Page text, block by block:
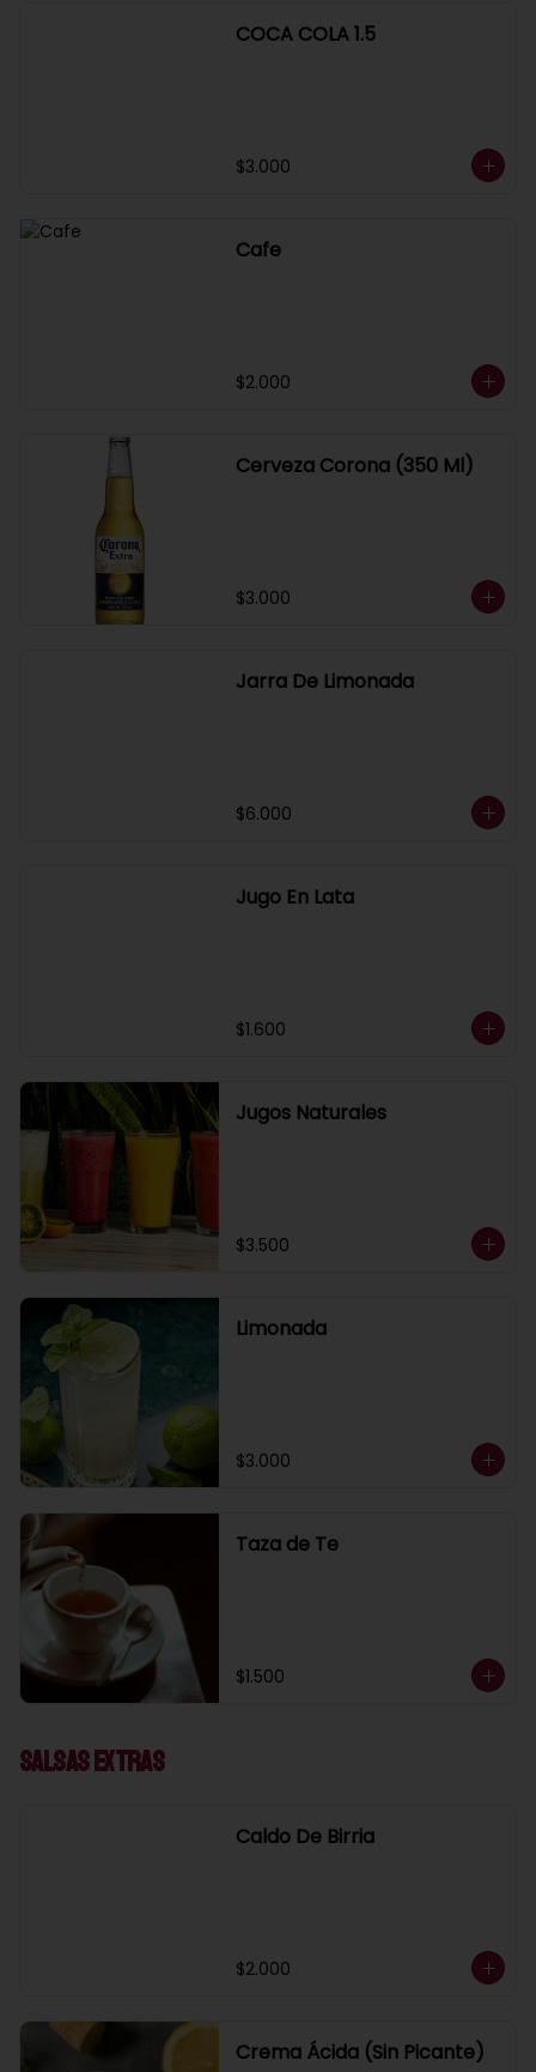
COCA COLA 1.5
$3.000
Cafe
$2.000
Cerveza Corona (350 Ml)
$3.000
Jarra De Limonada
$6.000
Jugo En Lata
$1.600
Jugos Naturales
$3.500
Limonada
$3.000
Taza de Te
$1.500
Salsas Extras
Caldo De Birria
$2.000
Crema Ácida (Sin Picante)